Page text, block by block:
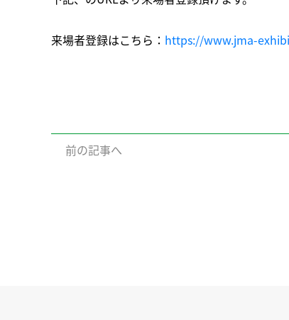
来場者登録はこちら： https://www.jma-
前の記事へ